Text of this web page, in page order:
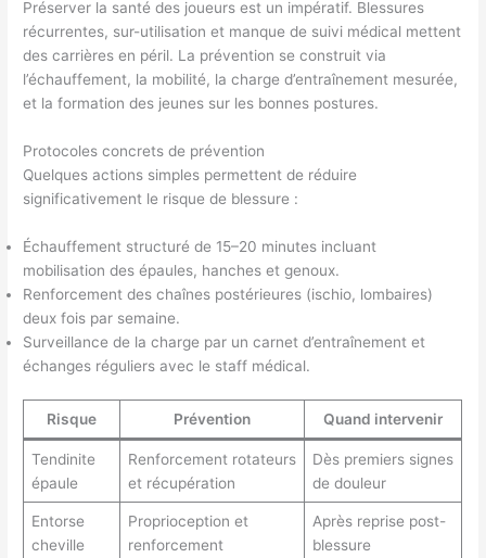
Préserver la santé des joueurs est un impératif. Blessures
récurrentes, sur-utilisation et manque de suivi médical mettent
des carrières en péril. La prévention se construit via
l’échauffement, la mobilité, la charge d’entraînement mesurée,
et la formation des jeunes sur les bonnes postures.
Protocoles concrets de prévention
Quelques actions simples permettent de réduire
significativement le risque de blessure :
Échauffement structuré de 15–20 minutes incluant
mobilisation des épaules, hanches et genoux.
Renforcement des chaînes postérieures (ischio, lombaires)
deux fois par semaine.
Surveillance de la charge par un carnet d’entraînement et
échanges réguliers avec le staff médical.
Risque Prévention Quand intervenir
Tendinite
épaule
Renforcement rotateurs
et récupération
Dès premiers signes
de douleur
Entorse
cheville
Proprioception et
renforcement
Après reprise post-
blessure